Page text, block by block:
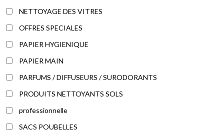
NETTOYAGE DES VITRES
OFFRES SPECIALES
PAPIER HYGIENIQUE
PAPIER MAIN
PARFUMS / DIFFUSEURS / SURODORANTS
PRODUITS NETTOYANTS SOLS
professionnelle
SACS POUBELLES